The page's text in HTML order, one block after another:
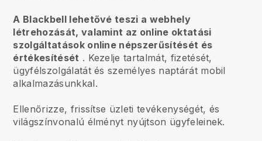
A Blackbell lehetővé teszi a webhely
létrehozását, valamint az online oktatási
szolgáltatások online népszerűsítését és
értékesítését . Kezelje tartalmát, fizetését,
ügyfélszolgálatát és személyes naptárát mobil
alkalmazásunkkal.
Ellenőrizze, frissítse üzleti tevékenységét, és
világszínvonalú élményt nyújtson ügyfeleinek.